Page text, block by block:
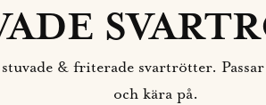
& friterade svartrötter.
och kära på.